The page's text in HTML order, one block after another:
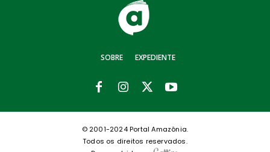
SOBRE EXPEDIENTE
© 2001-2024 Portal Amazônia.
Todos os direitos reservados.